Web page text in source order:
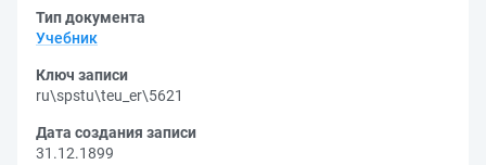
Тип документа
Учебник
Ключ записи
ru\spstu\teu_er\5621
Дата создания записи
31.12.1899